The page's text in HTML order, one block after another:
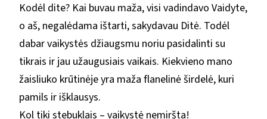
Kodėl dite? Kai buvau maža, visi vadindavo Vaidyte,
o aš, negalėdama ištarti, sakydavau Ditė. Todėl
dabar vaikystės džiaugsmu noriu pasidalinti su
tikrais ir jau užaugusiais vaikais. Kiekvieno mano
žaisliuko krūtinėje yra maža flanelinė širdelė, kuri
pamils ir išklausys.
Kol tiki stebuklais – vaikystė nemiršta!